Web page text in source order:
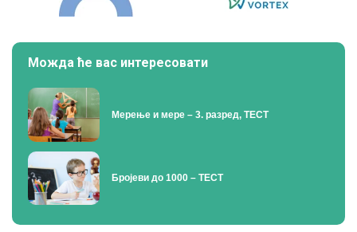
Можда ће вас интересовати
Мерење и мере – 3. разред, ТЕСТ
Бројеви до 1000 – ТЕСТ